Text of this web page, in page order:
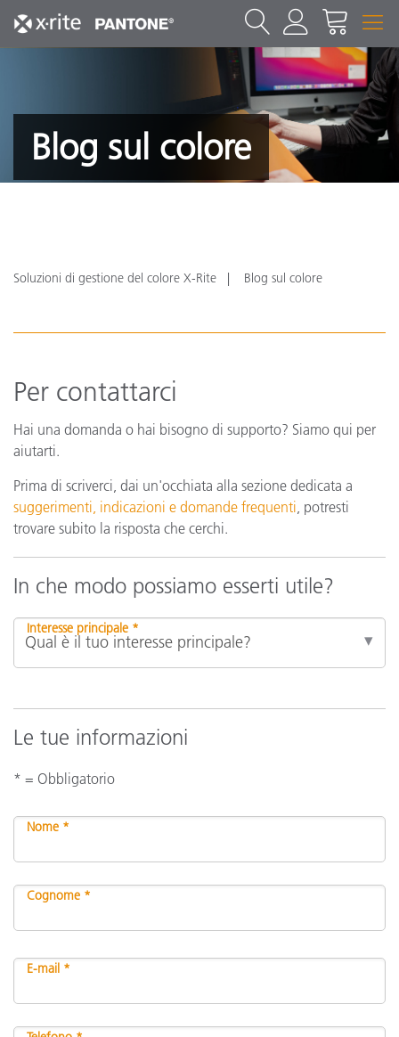
Blog sul colore
Soluzioni di gestione del colore X-Rite Blog sul colore
Per contattarci
Hai una domanda o hai bisogno di supporto? Siamo qui per
aiutarti.
Prima di scriverci, dai un'occhiata alla sezione dedicata a
suggerimenti, indicazioni e domande frequenti, potresti
trovare subito la risposta che cerchi.
In che modo possiamo esserti utile?
Interesse principale *
Le tue informazioni
* = Obbligatorio
Nome *
Cognome *
E-mail *